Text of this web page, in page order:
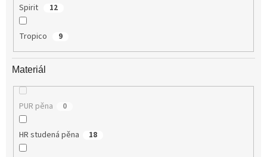
Spirit 12
Tropico 9
Materiál
PUR pěna 0
HR studená pěna 18